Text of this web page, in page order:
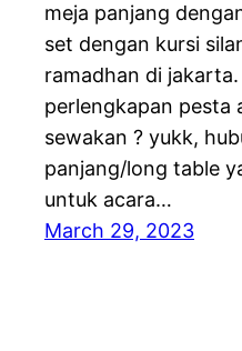
meja panjang
set dengan kursi
ramadhan di
perlengkapan pesta
sewakan ? yukk,
panjang/long table
untuk acara…
March 29, 2023